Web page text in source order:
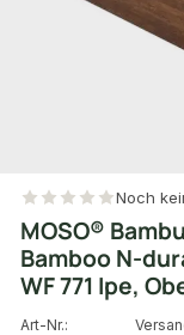
Noch
MOSO®
Bamboo N-
WF 771 Ipe,
Art-Nr.: